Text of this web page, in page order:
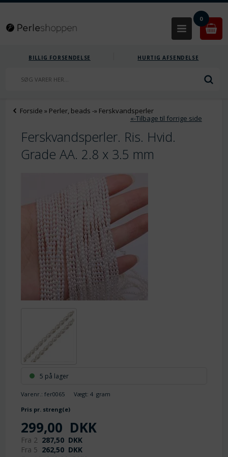
0
BILLIG FORSENDELSE HURTIG AFSENDELSE
Forside » Perler, beads -» Ferskvandsperler
«-Tilbage til forrige side
Ferskvandsperler. Ris. Hvid.
Grade AA. 2.8 x 3.5 mm
5 på lager
Varenr.:fer0065 Vægt:4 gram
Pris pr. streng(e)
299,00 DKK
Fra 2 287,50 DKK
Fra 5 262,50 DKK